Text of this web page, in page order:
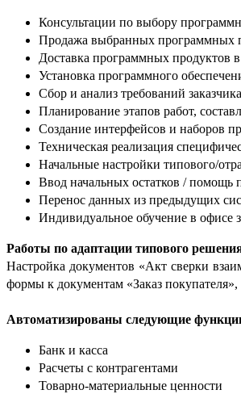
Консультации по выбору
Продажа выбранных программных
Доставка программных продуктов в
Установка программного
Сбор и анализ требований
Планирование этапов работ,
Создание интерфейсов и наборов
Техническая реализация
Начальные настройки типового/
Ввод начальных остатков / помощь
Перенос данных из предыдущих
Индивидуальное обучение в офисе
Работы по адаптации типового
Настройка документов «Акт сверки
формы к документам «Заказ
Автоматизированы следующие
Банк и касса
Расчеты с контрагентами
Товарно-материальные ценности